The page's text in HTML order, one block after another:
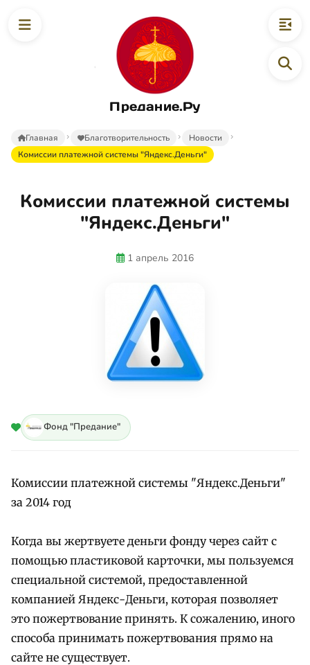
Предание.Ру
Главная Благотворительность
Новости
Комиссии платежной системы "Яндекс.Деньги"
Комиссии платежной системы
"Яндекс.Деньги"
1 апрель 2016
Фонд "Предание"
Комиссии платежной системы "Яндекс.Деньги"
за 2014 год
Когда вы жертвуете деньги фонду через сайт с
помощью пластиковой карточки, мы пользуемся
специальной системой, предоставленной
компанией Яндекс-Деньги, которая позволяет
это пожертвование принять. К сожалению, иного
способа принимать пожертвования прямо на
сайте не существует.